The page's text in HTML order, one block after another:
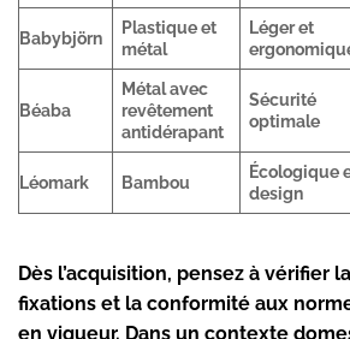
Babybjörn
Plastique et
métal
Léger et
Béaba
Métal avec
revêtement
antidérapant
Sécurité
optimale
Léomark Bambou
Écologique
design
Dès l’acquisition, pensez à vérifier
fixations et la conformité aux
en vigueur. Dans un contexte